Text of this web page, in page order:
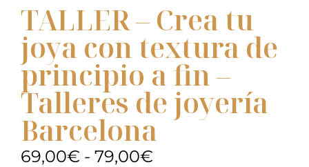
TALLER – Crea tu
joya con textura de
principio a fin –
Talleres de joyería
Barcelona
69,00€ - 79,00€